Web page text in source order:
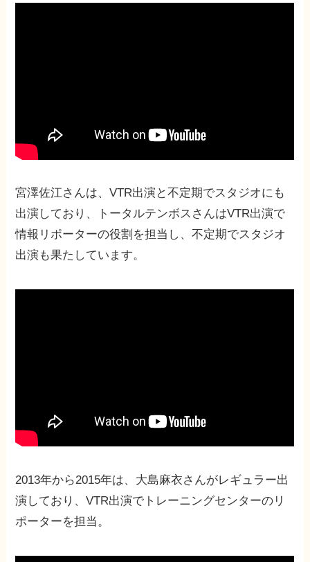
宮澤佐江さんは、VTR出演と不定期でスタジオにも
出演しており、トータルテンボスさんはVTR出演で
情報リポーターの役割を担当し、不定期でスタジオ
出演も果たしています。
2013年から2015年は、大島麻衣さんがレギュラー出
演しており、VTR出演でトレーニングセンターのリ
ポーターを担当。